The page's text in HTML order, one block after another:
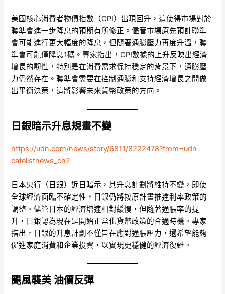
美國核心消費者物價指數（CPI）出現回升，這使得市場對於
聯準會進一步降息的預期有所修正。儘管市場原先預計聯準
會可能進行更大幅度的降息，但隨著通膨壓力再度升溫，聯
準會可能僅降息1碼。專家指出，CPI數據的上升反映出經濟
增長的韌性，特別是在消費需求保持穩定的背景下，通膨壓
力仍然存在。聯準會需要在控制通膨和支持經濟增長之間做
出平衡決策，這將影響未來貨幣政策的方向。
日銀暗示升息規畫不變
https://udn.com/news/story/6811/8222478?from=udn-
catelistnews_ch2
日本央行（日銀）近日暗示，其升息計劃將維持不變，即使
全球經濟面臨不確定性，日銀仍將按原計畫推進利率政策的
調整。儘管日本的經濟增速相對緩慢，但隨著通脹率的提
升，日銀認為現在是開始正常化貨幣政策的合適時機。專家
指出，日銀的升息計劃不僅旨在應對通脹壓力，還希望能夠
促進家庭消費和企業投資，以實現更穩健的經濟復甦。
颶風襲美 油價反彈